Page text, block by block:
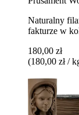
Naturalny
fakturze w
180,00 zł
(180,00 zł /